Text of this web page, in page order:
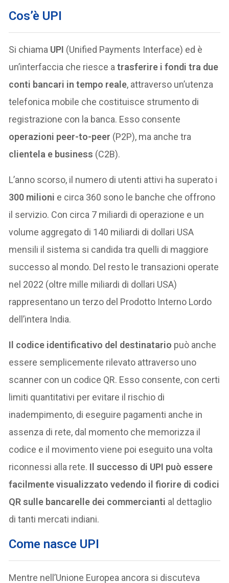
Cos’è UPI
Si chiama UPI (Unified Payments Interface) ed è
un’interfaccia che riesce atrasferire i fondi tra due
conti bancari in tempo reale, attraverso un’utenza
telefonica mobile che costituisce strumento di
registrazione con la banca. Esso consente
operazioni peer-to-peer (P2P), ma anche tra
clientela e business (C2B).
L’anno scorso, il numero di utenti attivi ha superato i
300 milioni e circa 360 sono le banche che offrono
il servizio. Con circa 7 miliardi di operazione e un
volume aggregato di 140 miliardi di dollari USA
mensili il sistema si candida tra quelli di maggiore
successo al mondo. Del resto le transazioni operate
nel 2022 (oltre mille miliardi di dollari USA)
rappresentano un terzo del Prodotto Interno Lordo
dell’intera India.
Il codice identificativo del destinatario può anche
essere semplicemente rilevato attraverso uno
scanner con un codice QR. Esso consente, con certi
limiti quantitativi per evitare il rischio di
inadempimento, di eseguire pagamenti anche in
assenza di rete, dal momento che memorizza il
codice e il movimento viene poi eseguito una volta
riconnessi alla rete. Il successo di UPI può essere
facilmente visualizzato vedendo il fiorire di codici
QR sulle bancarelle dei commercianti al dettaglio
di tanti mercati indiani.
Come nasce UPI
Mentre nell’Unione Europea ancora si discuteva